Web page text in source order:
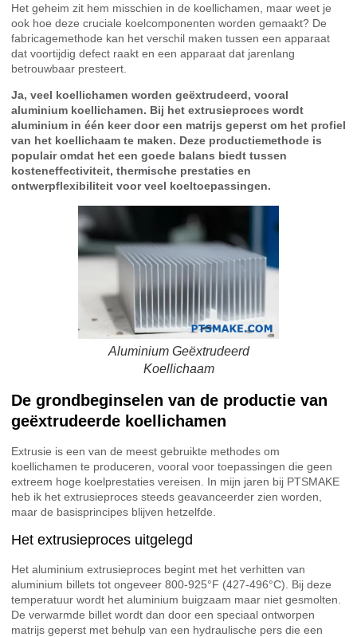
Het geheim zit hem misschien in de koellichamen, maar weet je
ook hoe deze cruciale koelcomponenten worden gemaakt? De
fabricagemethode kan het verschil maken tussen een apparaat
dat voortijdig defect raakt en een apparaat dat jarenlang
betrouwbaar presteert.
Ja, veel koellichamen worden geëxtrudeerd, vooral
aluminium koellichamen. Bij het extrusieproces wordt
aluminium in één keer door een matrijs geperst om het profiel
van het koellichaam te maken. Deze productiemethode is
populair omdat het een goede balans biedt tussen
kosteneffectiviteit, thermische prestaties en
ontwerpflexibiliteit voor veel koeltoepassingen.
Aluminium Geëxtrudeerd
Koellichaam
De grondbeginselen van de productie van
geëxtrudeerde koellichamen
Extrusie is een van de meest gebruikte methodes om
koellichamen te produceren, vooral voor toepassingen die geen
extreem hoge koelprestaties vereisen. In mijn jaren bij PTSMAKE
heb ik het extrusieproces steeds geavanceerder zien worden,
maar de basisprincipes blijven hetzelfde.
Het extrusieproces uitgelegd
Het aluminium extrusieproces begint met het verhitten van
aluminium billets tot ongeveer 800-925°F (427-496°C). Bij deze
temperatuur wordt het aluminium buigzaam maar niet gesmolten.
De verwarmde billet wordt dan door een speciaal ontworpen
matrijs geperst met behulp van een hydraulische pers die een